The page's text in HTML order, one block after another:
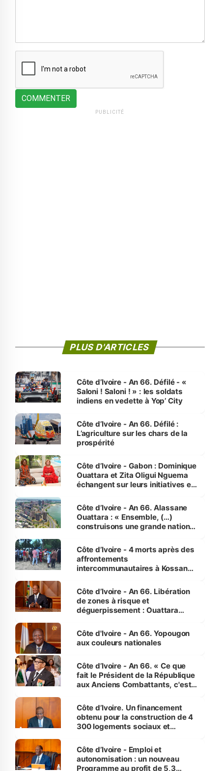
COMMENTER
PUBLICITÉ
PLUS D'ARTICLES
Côte d’Ivoire - An 66. Défilé - «
Saloni ! Saloni ! » : les soldats
indiens en vedette à Yop’ City
Côte d’Ivoire - An 66. Défilé :
L’agriculture sur les chars de la
prospérité
Côte d’Ivoire - Gabon : Dominique
Ouattara et Zita Oligui Nguema
échangent sur leurs initiatives en
enfants
Côte d’Ivoire - An 66. Alassane
Ouattara : « Ensemble, (…)
construisons une grande nation
générations futures »
Côte d’Ivoire - 4 morts après des
affrontements
intercommunautaires à Kossandji
milieu des sinistrés
Côte d’Ivoire - An 66. Libération
de zones à risque et
déguerpissement : Ouattara
l'Etat de droit pour préserver les
vies humaines »
Côte d'Ivoire - An 66. Yopougon
aux couleurs nationales
Côte d’Ivoire - An 66. « Ce que
fait le Président de la République
aux Anciens Combattants, c'est
Côte d’Ivoire. Un financement
obtenu pour la construction de 4
300 logements sociaux et
et Yamoussoukro
Côte d’Ivoire - Emploi et
autonomisation : un nouveau
Programme au profit de 5,3